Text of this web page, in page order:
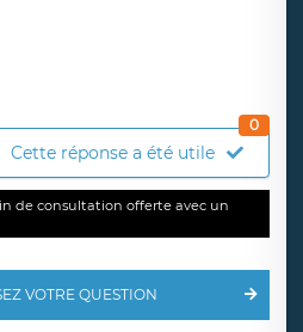
Cette réponse a été utile
0
de consultation offerte avec un
VOTRE QUESTION